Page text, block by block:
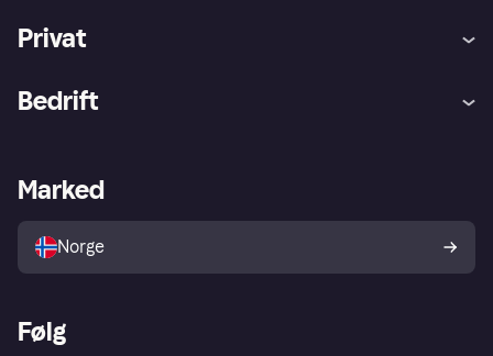
Privat
Utforsk butikker
Bedrift
Merchant portal
Marked
Norge
Følg